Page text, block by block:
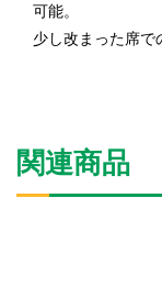
可能。
少し改まった席で
関連商品